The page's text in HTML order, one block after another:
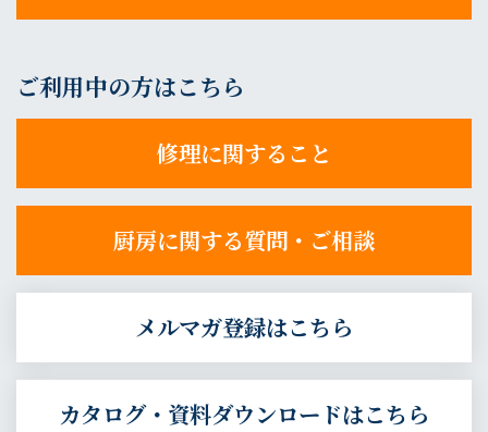
ご利用中の方はこちら
修理に関すること
厨房に関する質問・ご相談
メルマガ登録はこちら
カタログ・資料ダウンロードはこちら